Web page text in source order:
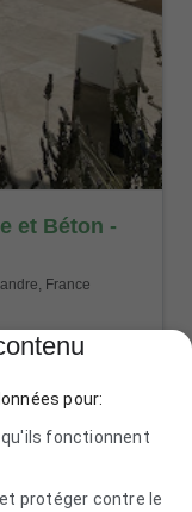
et Béton -
France
pour:
fonctionnent
protéger contre le